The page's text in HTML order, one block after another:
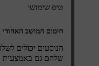
טיפ שימושי
חימום המושב האחורי
הנוסעים יכולים
שלהם גם באמצעות